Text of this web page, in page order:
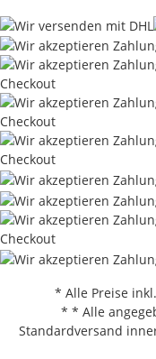
* Alle Preise
* * Alle
Standardversand